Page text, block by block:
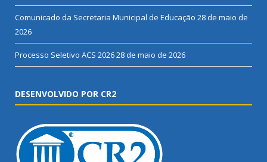
Comunicado da Secretaria Municipal de Educação 28 de maio de
2026
Processo Seletivo ACS 202628 de maio de 2026
DESENVOLVIDO POR CR2